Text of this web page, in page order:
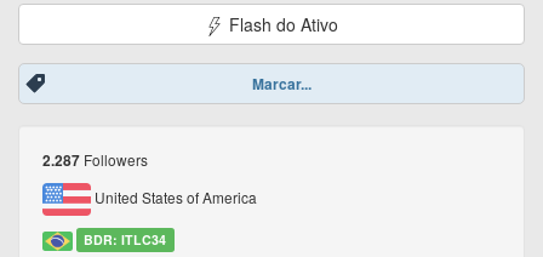
Flash do Ativo
Marcar...
2.287 Followers
United States of America
BDR: ITLC34